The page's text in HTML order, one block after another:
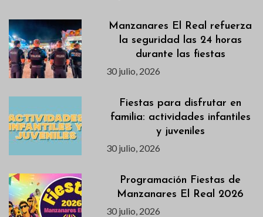
Manzanares El Real refuerza
la seguridad las 24 horas
durante las fiestas
30 julio, 2026
Fiestas para disfrutar en
familia: actividades infantiles
y juveniles
30 julio, 2026
Programación Fiestas de
Manzanares El Real 2026
30 julio, 2026